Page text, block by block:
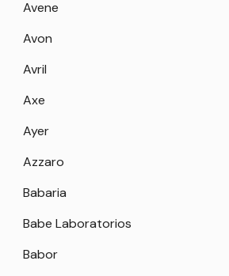
Avene
Avon
Avril
Axe
Ayer
Azzaro
Babaria
Babe Laboratorios
Babor